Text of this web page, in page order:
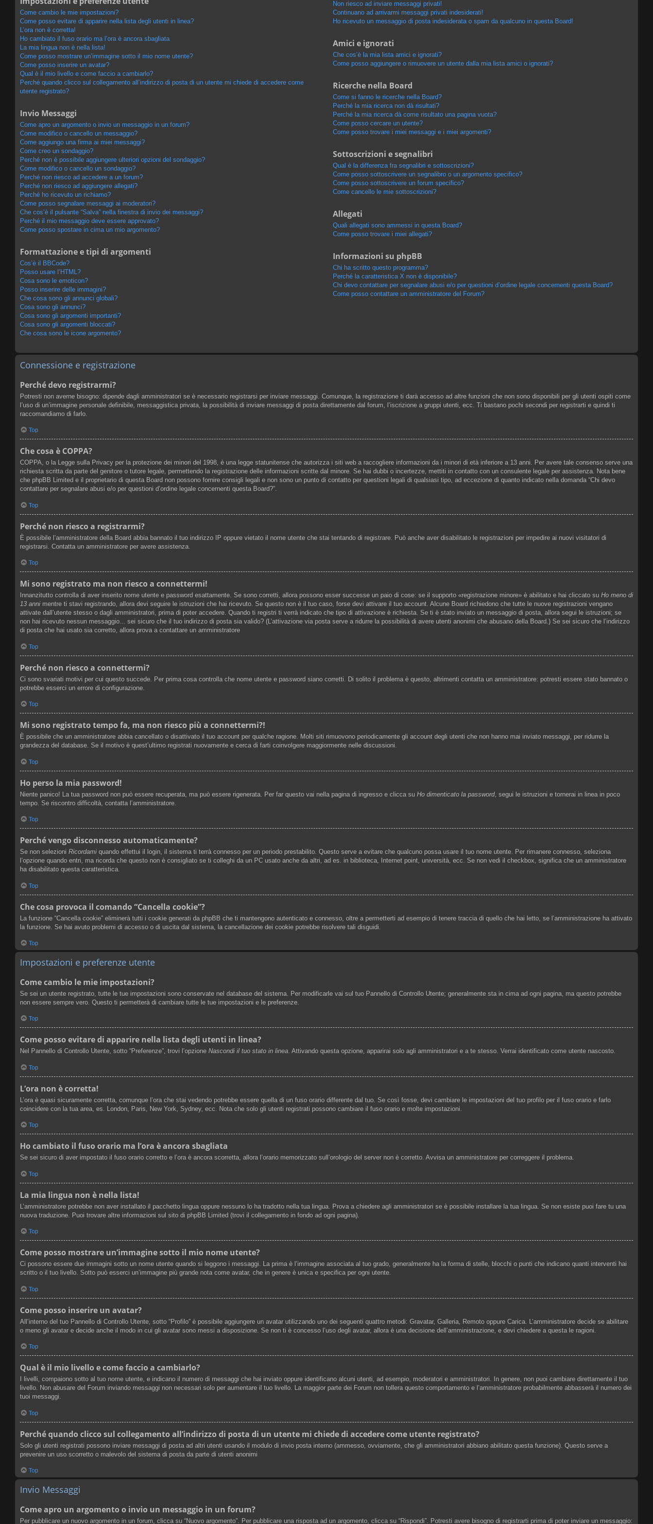
Come cambio le mie impostazioni?
Come posso evitare di apparire nella lista degli utenti in linea?
L’ora non è corretta!
Ho cambiato il fuso orario ma l’ora è ancora sbagliata
La mia lingua non è nella lista!
Come posso mostrare un’immagine sotto il mio nome utente?
Come posso inserire un avatar?
Qual è il mio livello e come faccio a cambiarlo?
Perché quando clicco sul collegamento all’indirizzo di posta di un utente mi chiede di accedere come
utente registrato?
Invio Messaggi
Come apro un argomento o invio un messaggio in un forum?
Come modifico o cancello un messaggio?
Come aggiungo una firma ai miei messaggi?
Come creo un sondaggio?
Perché non è possibile aggiungere ulteriori opzioni del sondaggio?
Come modifico o cancello un sondaggio?
Perché non riesco ad accedere a un forum?
Perché non riesco ad aggiungere allegati?
Perché ho ricevuto un richiamo?
Come posso segnalare messaggi ai moderatori?
Che cos’è il pulsante “Salva” nella finestra di invio dei messaggi?
Perché il mio messaggio deve essere approvato?
Come posso spostare in cima un mio argomento?
Formattazione e tipi di argomenti
Cos’è il BBCode?
Posso usare l’HTML?
Cosa sono le emoticon?
Posso inserire delle immagini?
Che cosa sono gli annunci globali?
Cosa sono gli annunci?
Cosa sono gli argomenti importanti?
Cosa sono gli argomenti bloccati?
Che cosa sono le icone argomento?
Non riesco ad inviare messaggi privati!
Continuano ad arrivarmi messaggi privati indesiderati!
Ho ricevuto un messaggio di posta indesiderata o spam da qualcuno in questa Board!
Amici e ignorati
Che cos’è la mia lista amici e ignorati?
Come posso aggiungere o rimuovere un utente dalla mia lista amici o ignorati?
Ricerche nella Board
Come si fanno le ricerche nella Board?
Perché la mia ricerca non dà risultati?
Perché la mia ricerca dà come risultato una pagina vuota?
Come posso cercare un utente?
Come posso trovare i miei messaggi e i miei argomenti?
Sottoscrizioni e segnalibri
Qual è la differenza fra segnalibri e sottoscrizioni?
Come posso sottoscrivere un segnalibro o un argomento specifico?
Come posso sottoscrivere un forum specifico?
Come cancello le mie sottoscrizioni?
Allegati
Quali allegati sono ammessi in questa Board?
Come posso trovare i miei allegati?
Informazioni su phpBB
Chi ha scritto questo programma?
Perché la caratteristica X non è disponibile?
Chi devo contattare per segnalare abusi e/o per questioni d’ordine legale concernenti questa Board?
Come posso contattare un amministratore del Forum?
Connessione e registrazione
Perché devo registrarmi?
Potresti non averne bisogno: dipende dagli amministratori se è necessario registrarsi per inviare messaggi. Comunque, la registrazione ti darà accesso ad altre funzioni che non sono disponibili per gli utenti ospiti come
l’uso di un’immagine personale definibile, messaggistica privata, la possibilità di inviare messaggi di posta direttamente dal forum, l’iscrizione a gruppi utenti, ecc. Ti bastano pochi secondi per registrarti e quindi ti
raccomandiamo di farlo.
Top
Che cosa è COPPA?
COPPA, o la Legge sulla Privacy per la protezione dei minori del 1998, è una legge statunitense che autorizza i siti web a raccogliere informazioni da i minori di età inferiore a 13 anni. Per avere tale consenso serve una
richiesta scritta da parte del genitore o tutore legale, permettendo la registrazione delle informazioni scritte dal minore. Se hai dubbi o incertezze, mettiti in contatto con un consulente legale per assistenza. Nota bene
che phpBB Limited e il proprietario di questa Board non possono fornire consigli legali e non sono un punto di contatto per questioni legali di qualsiasi tipo, ad eccezione di quanto indicato nella domanda “Chi devo
contattare per segnalare abusi e/o per questioni d’ordine legale concernenti questa Board?”.
Top
Perché non riesco a registrarmi?
È possibile l’amministratore della Board abbia bannato il tuo indirizzo IP oppure vietato il nome utente che stai tentando di registrare. Può anche aver disabilitato le registrazioni per impedire ai nuovi visitatori di
registrarsi. Contatta un amministratore per avere assistenza.
Top
Mi sono registrato ma non riesco a connettermi!
Innanzitutto controlla di aver inserito nome utente e password esattamente. Se sono corretti, allora possono esser successe un paio di cose: se il supporto «registrazione minore» è abilitato e hai cliccato su Ho meno di
13 anni mentre ti stavi registrando, allora devi seguire le istruzioni che hai ricevuto. Se questo non è il tuo caso, forse devi attivare il tuo account. Alcune Board richiedono che tutte le nuove registrazioni vengano
attivate dall’utente stesso o dagli amministratori, prima di poter accedere. Quando ti registri ti verrà indicato che tipo di attivazione è richiesta. Se ti è stato inviato un messaggio di posta, allora segui le istruzioni; se
non hai ricevuto nessun messaggio... sei sicuro che il tuo indirizzo di posta sia valido? (L’attivazione via posta serve a ridurre la possibilità di avere utenti anonimi che abusano della Board.) Se sei sicuro che l’indirizzo
di posta che hai usato sia corretto, allora prova a contattare un amministratore
Top
Perché non riesco a connettermi?
Ci sono svariati motivi per cui questo succede. Per prima cosa controlla che nome utente e password siano corretti. Di solito il problema è questo, altrimenti contatta un amministratore: potresti essere stato bannato o
potrebbe esserci un errore di configurazione.
Top
Mi sono registrato tempo fa, ma non riesco più a connettermi?!
È possibile che un amministratore abbia cancellato o disattivato il tuo account per qualche ragione. Molti siti rimuovono periodicamente gli account degli utenti che non hanno mai inviato messaggi, per ridurre la
grandezza del database. Se il motivo è quest’ultimo registrati nuovamente e cerca di farti coinvolgere maggiormente nelle discussioni.
Top
Ho perso la mia password!
Niente panico! La tua password non può essere recuperata, ma può essere rigenerata. Per far questo vai nella pagina di ingresso e clicca su Ho dimenticato la password, segui le istruzioni e tornerai in linea in poco
tempo. Se riscontro difficoltà, contatta l’amministratore.
Top
Perché vengo disconnesso automaticamente?
Se non selezioni Ricordami quando effettui il login, il sistema ti terrà connesso per un periodo prestabilito. Questo serve a evitare che qualcuno possa usare il tuo nome utente. Per rimanere connesso, seleziona
l’opzione quando entri, ma ricorda che questo non è consigliato se ti colleghi da un PC usato anche da altri, ad es. in biblioteca, Internet point, università, ecc. Se non vedi il checkbox, significa che un amministratore
ha disabilitato questa caratteristica.
Top
Che cosa provoca il comando “Cancella cookie”?
La funzione “Cancella cookie” eliminerà tutti i cookie generati da phpBB che ti mantengono autenticato e connesso, oltre a permetterti ad esempio di tenere traccia di quello che hai letto, se l’amministrazione ha attivato
la funzione. Se hai avuto problemi di accesso o di uscita dal sistema, la cancellazione dei cookie potrebbe risolvere tali disguidi.
Top
Impostazioni e preferenze utente
Come cambio le mie impostazioni?
Se sei un utente registrato, tutte le tue impostazioni sono conservate nel database del sistema. Per modificarle vai sul tuo Pannello di Controllo Utente; generalmente sta in cima ad ogni pagina, ma questo potrebbe
non essere sempre vero. Questo ti permetterà di cambiare tutte le tue impostazioni e le preferenze.
Top
Come posso evitare di apparire nella lista degli utenti in linea?
Nel Pannello di Controllo Utente, sotto “Preferenze”, trovi l’opzione Nascondi il tuo stato in linea. Attivando questa opzione, apparirai solo agli amministratori e a te stesso. Verrai identificato come utente nascosto.
Top
L’ora non è corretta!
L’ora è quasi sicuramente corretta, comunque l’ora che stai vedendo potrebbe essere quella di un fuso orario differente dal tuo. Se così fosse, devi cambiare le impostazioni del tuo profilo per il fuso orario e farlo
coincidere con la tua area, es. London, Paris, New York, Sydney, ecc. Nota che solo gli utenti registrati possono cambiare il fuso orario e molte impostazioni.
Top
Ho cambiato il fuso orario ma l’ora è ancora sbagliata
Se sei sicuro di aver impostato il fuso orario corretto e l’ora è ancora scorretta, allora l’orario memorizzato sull’orologio del server non è corretto. Avvisa un amministratore per correggere il problema.
Top
La mia lingua non è nella lista!
L’amministratore potrebbe non aver installato il pacchetto lingua oppure nessuno lo ha tradotto nella tua lingua. Prova a chiedere agli amministratori se è possibile installare la tua lingua. Se non esiste puoi fare tu una
nuova traduzione. Puoi trovare altre informazioni sul sito di phpBB Limited (trovi il collegamento in fondo ad ogni pagina).
Top
Come posso mostrare un’immagine sotto il mio nome utente?
Ci possono essere due immagini sotto un nome utente quando si leggono i messaggi. La prima è l’immagine associata al tuo grado, generalmente ha la forma di stelle, blocchi o punti che indicano quanti interventi hai
scritto o il tuo livello. Sotto può esserci un’immagine più grande nota come avatar, che in genere è unica e specifica per ogni utente.
Top
Come posso inserire un avatar?
All’interno del tuo Pannello di Controllo Utente, sotto “Profilo” è possibile aggiungere un avatar utilizzando uno dei seguenti quattro metodi: Gravatar, Galleria, Remoto oppure Carica. L’amministratore decide se abilitare
o meno gli avatar e decide anche il modo in cui gli avatar sono messi a disposizione. Se non ti è concesso l’uso degli avatar, allora è una decisione dell’amministrazione, e devi chiedere a questa le ragioni.
Top
Qual è il mio livello e come faccio a cambiarlo?
I livelli, compaiono sotto al tuo nome utente, e indicano il numero di messaggi che hai inviato oppure identificano alcuni utenti, ad esempio, moderatori e amministratori. In genere, non puoi cambiare direttamente il tuo
livello. Non abusare del Forum inviando messaggi non necessari solo per aumentare il tuo livello. La maggior parte dei Forum non tollera questo comportamento e l’amministratore probabilmente abbasserà il numero dei
tuoi messaggi.
Top
Perché quando clicco sul collegamento all’indirizzo di posta di un utente mi chiede di accedere come utente registrato?
Solo gli utenti registrati possono inviare messaggi di posta ad altri utenti usando il modulo di invio posta interno (ammesso, ovviamente, che gli amministratori abbiano abilitato questa funzione). Questo serve a
prevenire un uso scorretto o malevolo del sistema di posta da parte di utenti anonimi
Top
Invio Messaggi
Come apro un argomento o invio un messaggio in un forum?
Per pubblicare un nuovo argomento in un forum, clicca su “Nuovo argomento”. Per pubblicare una risposta ad un argomento, clicca su “Rispondi”. Potresti avere bisogno di registrarti prima di poter inviare un messaggio: